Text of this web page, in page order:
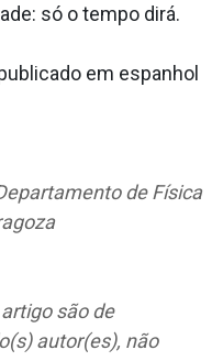
só o tempo dirá.
em espanhol
de Física
são de
autor(es), não